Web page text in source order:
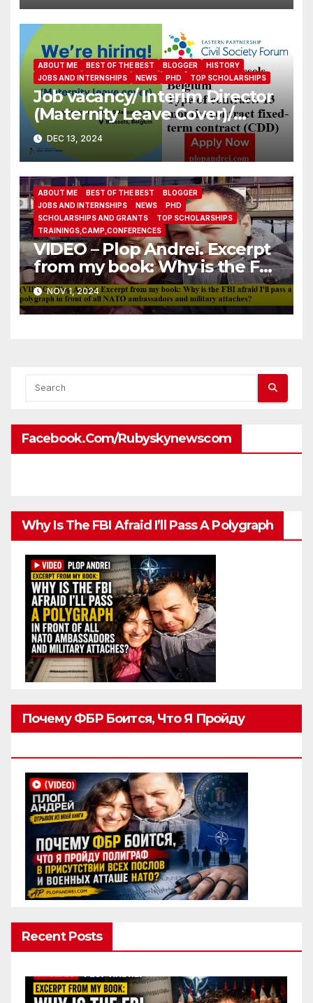
ABOUT ME BEST OF THE BEST BLOGGER
HISTORY
JOBS AND INTERNSHIPS
NEWS PHD TOP SCHOLARSHIPS
Job vacancy/ Interim Director
(Maternity Leave Cover)/
Eastern Partnership Civil
Society Forum
DEC 13, 2024
ABOUT ME BEST OF THE BEST
BLOGGER
JOBS AND INTERNSHIPS
NEWS
PHD
SCHOLARSHIPS AND GRANTS
TOP SCHOLARSHIPS
TRAININGS,CAMP,CONFERENCES
VIDEO – Plop Andrei. Excerpt
from my book: Why is the FBI
afraid I’ll pass a polygraph in
front of all NATO
ambassadors and military
NOV 1, 2024
Facebook.com/rubyskynewscom
Why Is The FBI Afraid I’ll Pass A Polygraph
Почему ФБР Боится, Что Я Пройду
Recent Posts